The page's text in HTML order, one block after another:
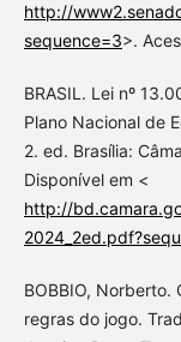
http://
sequence=3>.
BRASIL. Lei nº
Plano Nacional de
2. ed. Brasília:
Disponível em <
http://
BOBBIO,
regras do jogo.